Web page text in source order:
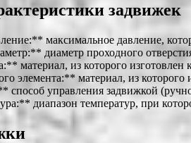
задвижек
максимальное давление,
диаметр проходного
материал, из которого изготовлен
элемента:** материал, из которого
управления задвижкой
диапазон температур, при